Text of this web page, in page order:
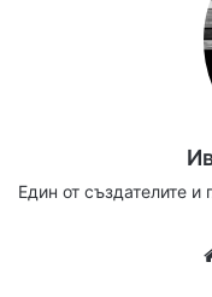
Един от създателите и